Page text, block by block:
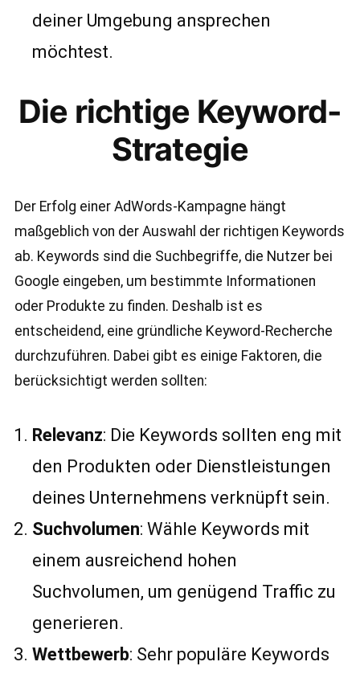
deiner Umgebung ansprechen
möchtest.
Die richtige Keyword-
Strategie
Der Erfolg einer AdWords-Kampagne hängt
maßgeblich von der Auswahl der richtigen Keywords
ab. Keywords sind die Suchbegriffe, die Nutzer bei
Google eingeben, um bestimmte Informationen
oder Produkte zu finden. Deshalb ist es
entscheidend, eine gründliche Keyword-Recherche
durchzuführen. Dabei gibt es einige Faktoren, die
berücksichtigt werden sollten:
Relevanz: Die Keywords sollten eng mit
den Produkten oder Dienstleistungen
deines Unternehmens verknüpft sein.
Suchvolumen: Wähle Keywords mit
einem ausreichend hohen
Suchvolumen, um genügend Traffic zu
generieren.
Wettbewerb: Sehr populäre Keywords